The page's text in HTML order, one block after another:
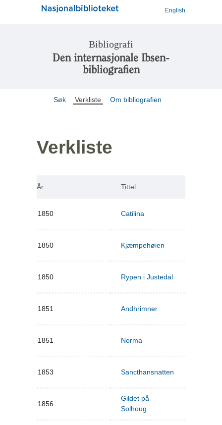
English
Bibliografi
Den internasjonale Ibsen-
bibliografien
Søk Verkliste Om bibliografien
Verkliste
År Tittel
1850 Catilina
1850 Kjæmpehøien
1850 Rypen i Justedal
1851 Andhrimner
1851 Norma
1853 Sancthansnatten
1856
Gildet på
Solhoug